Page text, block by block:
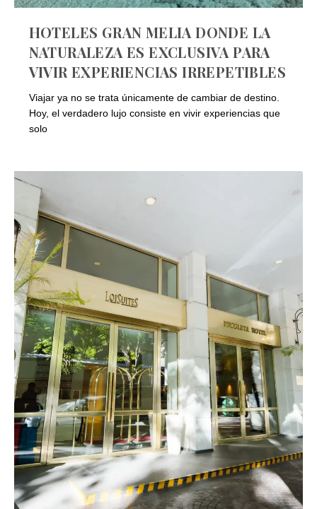
HOTELES GRAN MELIA DONDE LA
NATURALEZA ES EXCLUSIVA PARA
VIVIR EXPERIENCIAS IRREPETIBLES
Viajar ya no se trata únicamente de cambiar de destino.
Hoy, el verdadero lujo consiste en vivir experiencias que
solo